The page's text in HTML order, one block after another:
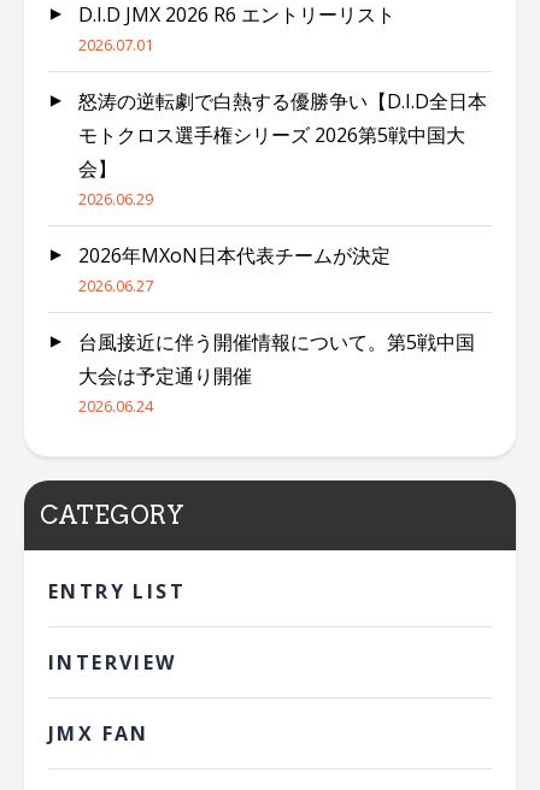
D.I.D JMX 2026 R6 エントリーリスト
2026.07.01
怒涛の逆転劇で白熱する優勝争い【D.I.D全日本
モトクロス選手権シリーズ 2026第5戦中国大
会】
2026.06.29
2026年MXoN日本代表チームが決定
2026.06.27
台風接近に伴う開催情報について。第5戦中国
大会は予定通り開催
2026.06.24
CATEGORY
ENTRY LIST
INTERVIEW
JMX FAN